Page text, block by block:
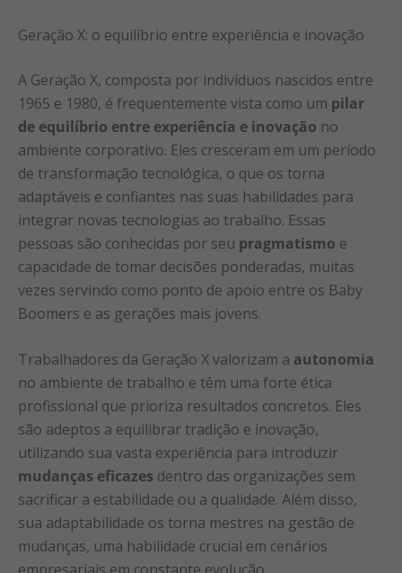
Geração X: o equilíbrio entre experiência e inovação
A Geração X, composta por indivíduos nascidos entre
1965 e 1980, é frequentemente vista como um pilar
de equilíbrio entre experiência e inovação no
ambiente corporativo. Eles cresceram em um período
de transformação tecnológica, o que os torna
adaptáveis e confiantes nas suas habilidades para
integrar novas tecnologias ao trabalho. Essas
pessoas são conhecidas por seu pragmatismo e
capacidade de tomar decisões ponderadas, muitas
vezes servindo como ponto de apoio entre os Baby
Boomers e as gerações mais jovens.
Trabalhadores da Geração X valorizam a autonomia
no ambiente de trabalho e têm uma forte ética
profissional que prioriza resultados concretos. Eles
são adeptos a equilibrar tradição e inovação,
utilizando sua vasta experiência para introduzir
mudanças eficazes dentro das organizações sem
sacrificar a estabilidade ou a qualidade. Além disso,
sua adaptabilidade os torna mestres na gestão de
mudanças, uma habilidade crucial em cenários